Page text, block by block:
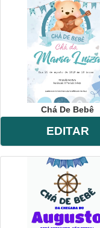
Chá De Bebê
EDITAR